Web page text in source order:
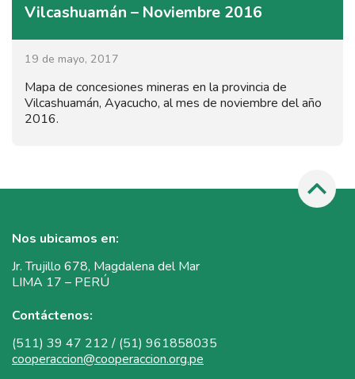
Vilcashuamán – Noviembre 2016
19 de mayo, 2017
Mapa de concesiones mineras en la provincia de
Vilcashuamán, Ayacucho, al mes de noviembre del año
2016.
Nos ubicamos en:
Jr. Trujillo 678, Magdalena del Mar
LIMA 17 – PERÚ
Contáctenos:
(511) 39 47 212 / (51) 961858035
cooperaccion@cooperaccion.org.pe